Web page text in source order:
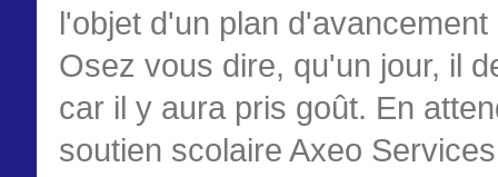
l'objet d'un plan
Osez vous dire, qu'un jour, il
car il y aura pris goût. En
soutien scolaire Axeo